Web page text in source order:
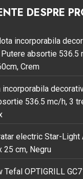
DESPRE
incorporabila
Putere absortie
Crem
incorporabila
536.5 mc/h, 3
electric Star-Light
25 cm, Negru
Tefal OPTIGRILL